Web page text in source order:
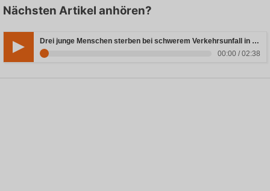
Nächsten Artikel anhören?
Drei junge Menschen sterben bei schwerem Verkehrsunfall in Rheinland-Pfalz
00:00 / 02:38